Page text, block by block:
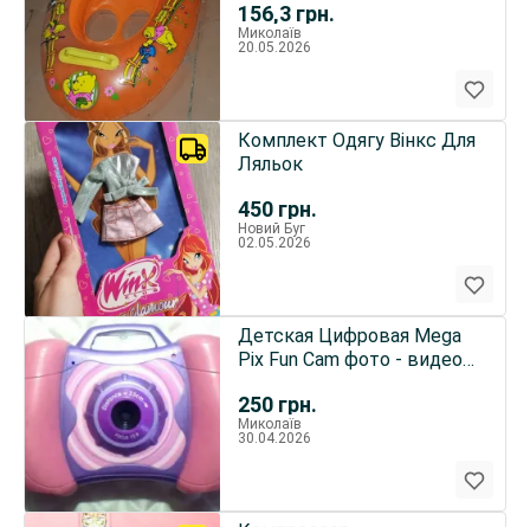
156,3 грн.
Миколаїв
20.05.2026
450 грн.
Комплект Одягу Вінкс Для
Ляльок
Новий Буг
02.05.2026
250 грн.
Детская Цифровая Mega
Pix Fun Cam фото - видео
Миколаїв
30.04.2026